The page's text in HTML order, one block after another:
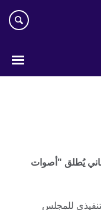
يُطلق "أصوات
للمجلس